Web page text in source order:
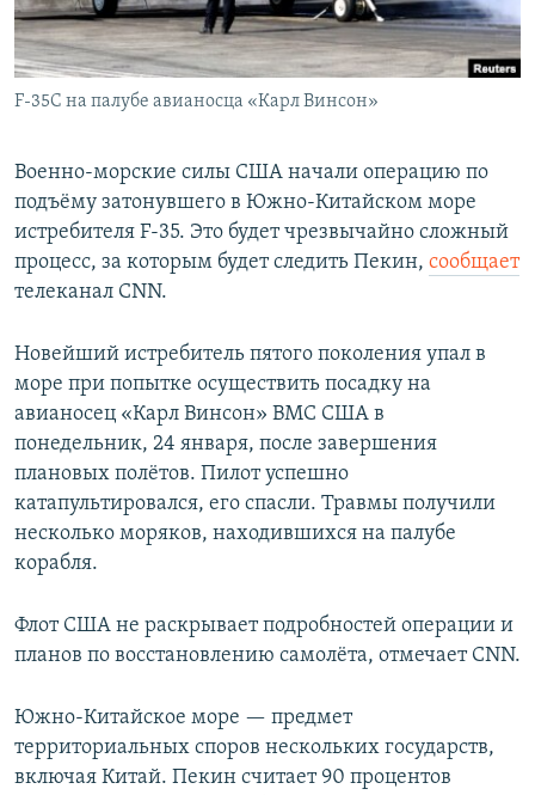
F-35C на палубе авианосца «Карл Винсон»
Военно-морские силы США начали операцию по
подъёму затонувшего в Южно-Китайском море
истребителя F-35. Это будет чрезвычайно сложный
процесс, за которым будет следить Пекин, сообщает
телеканал CNN.
Новейший истребитель пятого поколения упал в
море при попытке осуществить посадку на
авианосец «Карл Винсон» ВМС США в
понедельник, 24 января, после завершения
плановых полётов. Пилот успешно
катапультировался, его спасли. Травмы получили
несколько моряков, находившихся на палубе
корабля.
Флот США не раскрывает подробностей операции и
планов по восстановлению самолёта, отмечает CNN.
Южно-Китайское море — предмет
территориальных споров нескольких государств,
включая Китай. Пекин считает 90 процентов